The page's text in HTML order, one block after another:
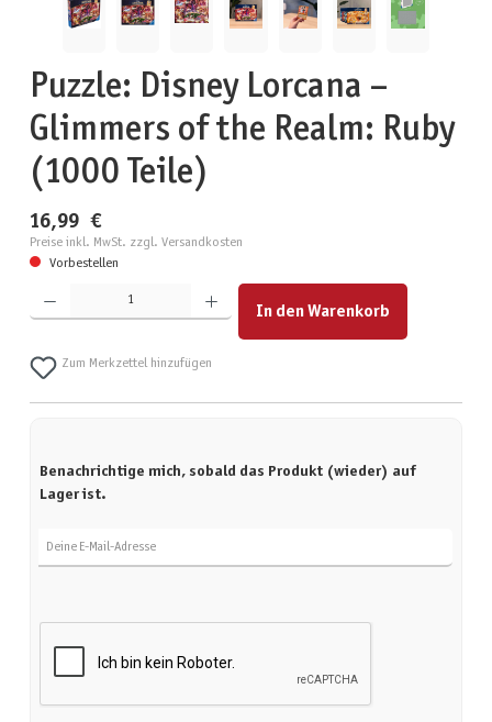
Puzzle: Disney Lorcana –
Glimmers of the Realm: Ruby
(1000 Teile)
16,99 €
Preise inkl. MwSt. zzgl. Versandkosten
Vorbestellen
Produkt Anzahl: Gib den gewünschten Wert ein oder benutze die Schaltflächen um die Anzahl zu
In den Warenkorb
Zum Merkzettel hinzufügen
Benachrichtige mich, sobald das Produkt (wieder) auf
Lager ist.